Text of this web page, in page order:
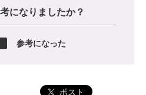
になりましたか？
参考になった
ポスト